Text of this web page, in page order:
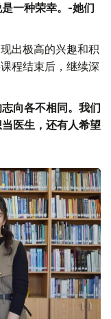
一种荣幸。-她们
出极高的兴趣和积
程结束后，继续深
向各不相同。我们
医生，还有人希望